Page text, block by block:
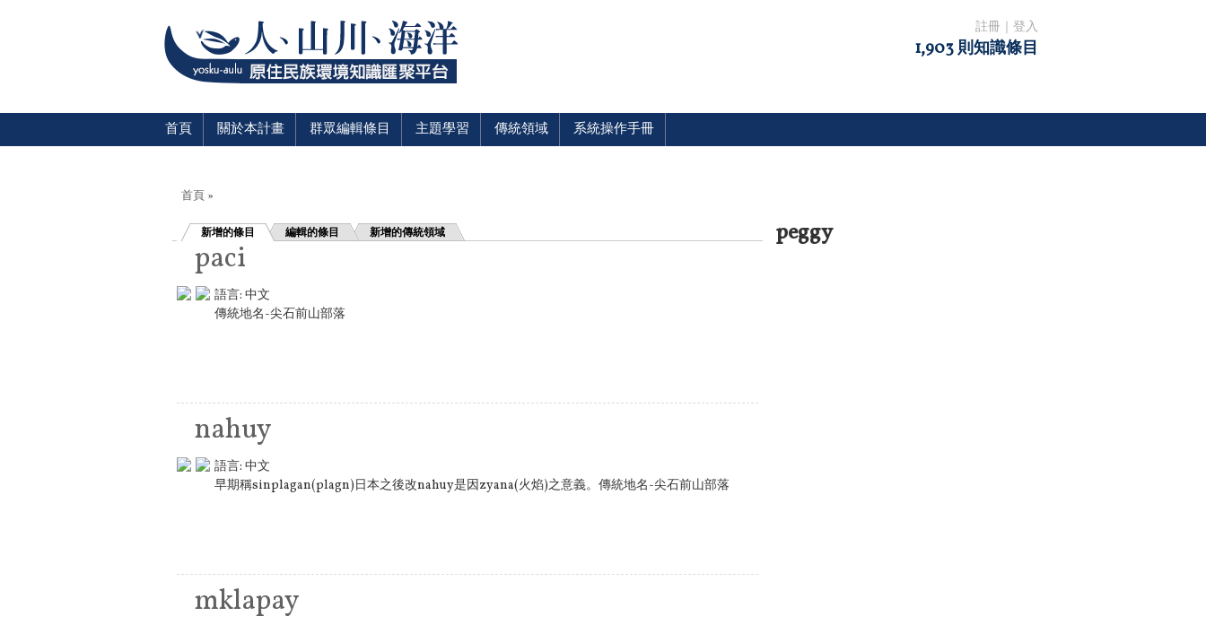
註冊 登入
1,903 則知識條目
首頁 關於本計畫 群眾編輯條目 主題學習 傳統領域 系統操作手冊
您在這裡
首頁 »
新增的條目 編輯的條目 新增的傳統領域
paci
語言: 中文
傳統地名-尖石前山部落
nahuy
語言: 中文
早期稱sinplagan(plagn)日本之後改nahuy是因zyana(火焰)之意義。傳統地名-尖石前山部落
mklapay
peggy